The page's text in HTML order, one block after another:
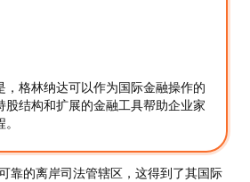
，格林纳达可以作为国际金融操作的
股结构和扩展的金融工具帮助企业家
靠的离岸司法管辖区，这得到了其国际